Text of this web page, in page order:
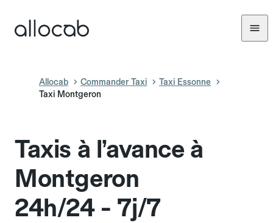
Allocab Commander Taxi
Taxi Essonne
Taxi Montgeron
Taxis à l’avance à
Montgeron
24h/24 - 7j/7